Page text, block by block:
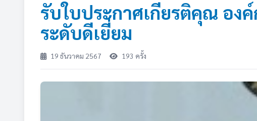
รับใบประกาศเกียรติคุณ อง
ระดับดีเยี่ยม
19 ธันวาคม 2567 193 ครั้ง